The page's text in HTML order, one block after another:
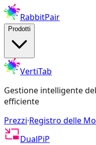
RabbitPair
Prodotti
VertiTab
Gestione intelligente
efficiente
Prezzi·Registro delle
DualPiP